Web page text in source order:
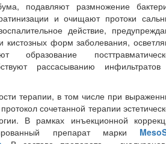
подавляют размножение
и очищают протоки
действие,
кистозных форм заболевания,
рассасыванию
терапии, в том числе при
сочетанной терапии
В рамках инъекционной
препарат марки